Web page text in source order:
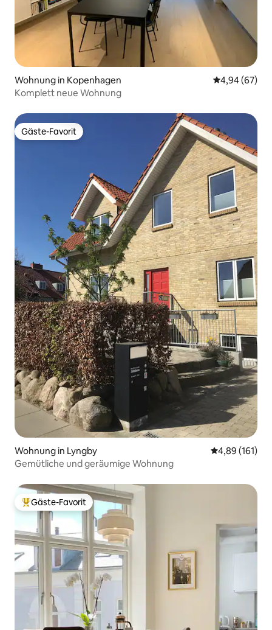
Wohnung in Kopenhagen
4,94 (67)
Komplett neue Wohnung
Gäste-Favorit
Gäste-Favorit
Wohnung in Lyngby
4,89 (161)
Gemütliche und geräumige Wohnung
Beliebter Gäste-Favorit.
Gäste-Favorit